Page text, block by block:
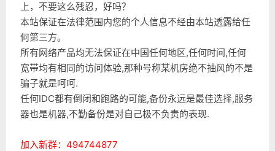
上，不要这么残忍，好吗？
本站保证在法律范围内您的个人信息不经由本站透露给任
何第三方。
所有网络产品均无法保证在中国任何地区,任何时间,任何
宽带均有相同的访问体验,那种号称某机房绝不抽风的不是
骗子就是呵呵.
任何IDC都有倒闭和跑路的可能,备份永远是最佳选择,服务
器也是机器,不勤备份是对自己极不负责的表现.
加入新群：494744877